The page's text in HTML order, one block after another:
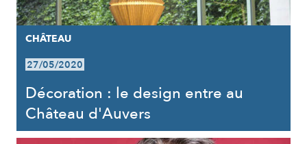
CHÂTEAU
27/05/2020
Décoration : le design entre au
Château d'Auvers